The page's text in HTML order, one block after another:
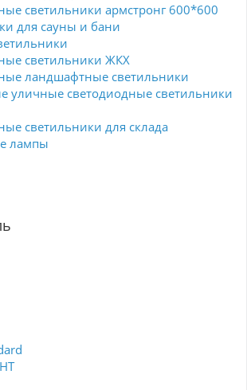
светильники армстронг 600*600
для сауны и бани
светильники ЖКХ
ландшафтные светильники
уличные светодиодные светильники
светильники для склада
лампы